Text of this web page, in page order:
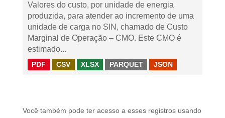
Valores do custo, por unidade de energia
produzida, para atender ao incremento de uma
unidade de carga no SIN, chamado de Custo
Marginal de Operação – CMO. Este CMO é
estimado...
PDF CSV XLSX PARQUET JSON
Você também pode ter acesso a esses registros usando